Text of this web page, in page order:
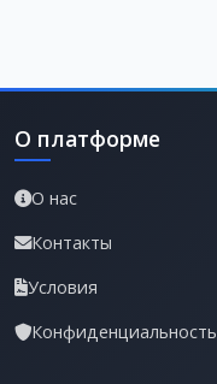
О платформе
О нас
Контакты
Условия
Конфиденциальность